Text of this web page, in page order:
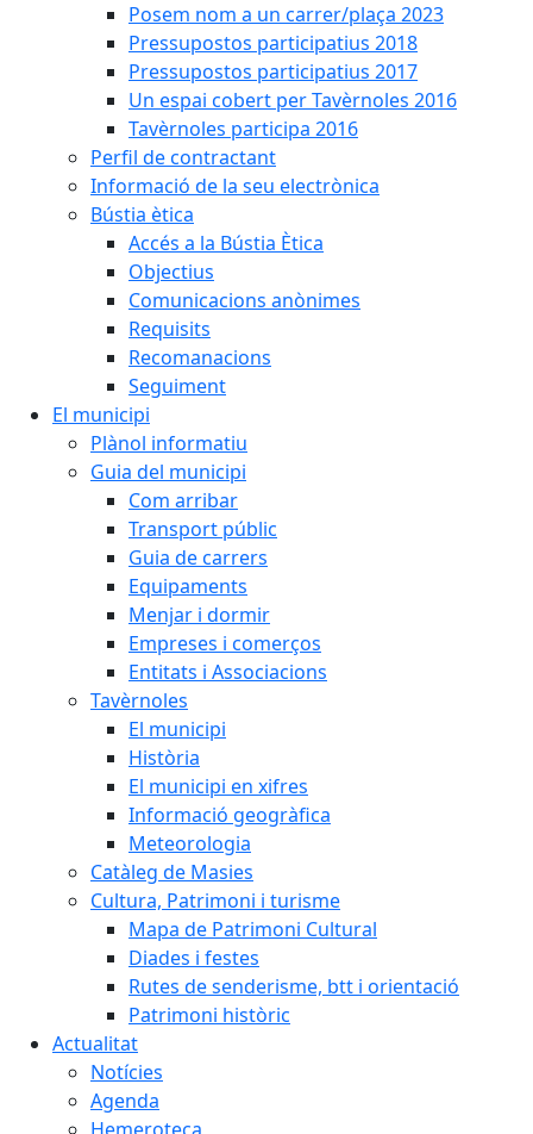
Posem nom a un carrer/plaça 2023
Pressupostos participatius 2018
Pressupostos participatius 2017
Un espai cobert per Tavèrnoles 2016
Tavèrnoles participa 2016
Perfil de contractant
Informació de la seu electrònica
Bústia ètica
Accés a la Bústia Ètica
Objectius
Comunicacions anònimes
Requisits
Recomanacions
Seguiment
El municipi
Plànol informatiu
Guia del municipi
Com arribar
Transport públic
Guia de carrers
Equipaments
Menjar i dormir
Empreses i comerços
Entitats i Associacions
Tavèrnoles
El municipi
Història
El municipi en xifres
Informació geogràfica
Meteorologia
Catàleg de Masies
Cultura, Patrimoni i turisme
Mapa de Patrimoni Cultural
Diades i festes
Rutes de senderisme, btt i orientació
Patrimoni històric
Actualitat
Notícies
Agenda